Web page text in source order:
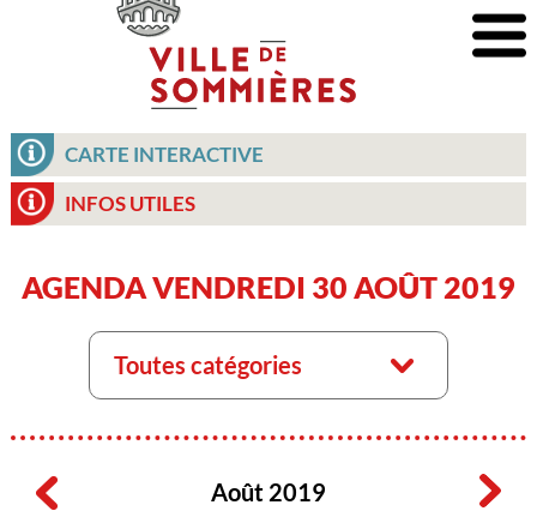
CARTE INTERACTIVE
INFOS UTILES
AGENDA VENDREDI 30 AOÛT 2019
Toutes catégories
Août 2019